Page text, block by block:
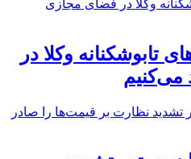
تابوشکنانه وکلا در